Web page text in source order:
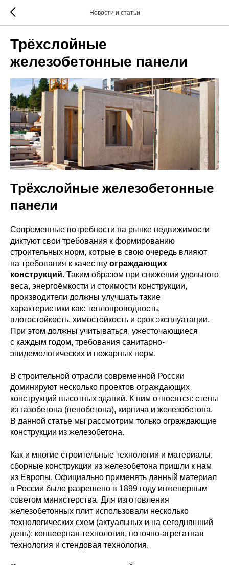
Новости и статьи
Трёхслойные
железобетонные панели
Трёхслойные железобетонные
панели
Современные потребности на рынке недвижимости
диктуют свои требования к формированию
строительных норм, котрые в свою очередь влияют
на требования к качеству ограждающих
конструкций. Таким образом при снижении удельного
веса, энергоёмкости и стоимости конструкции,
производители должны улучшать такие
характеристики как: теплопроводность,
влогостойкость, химостойкость и срок эксплуатации.
При этом должны учитываться, ужесточающиеся
с каждым годом, требования санитарно-
эпидемологических и пожарных норм.
В строительной отрасли современной России
доминируют несколько проектов ограждающих
конструкций высотных зданий. К ним относятся: стены
из газобетона (пенобетона), кирпича и железобетона.
В данной статье мы рассмотрим только ограждающие
конструкции из железобетона.
Как и многие строительные технологии и материалы,
сборные конструкции из железобетона пришли к нам
из Европы. Официально применять данный материал
в России было разрешено в 1899 году инженерным
советом министерства. Для изготовления
железобетонных плит использовали несколько
технологических схем (актуальных и на сегодняшний
день): конвеерная технология, поточно-агрегатная
технология и стендовая технология.